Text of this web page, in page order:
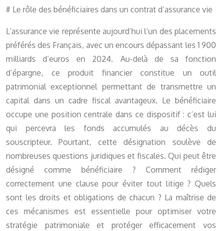
# Le rôle des bénéficiaires dans un contrat d’assurance vie
L’assurance vie représente aujourd’hui l’un des placements
préférés des Français, avec un encours dépassant les 1 900
milliards d’euros en 2024. Au-delà de sa fonction
d’épargne, ce produit financier constitue un outil
patrimonial exceptionnel permettant de transmettre un
capital dans un cadre fiscal avantageux. Le bénéficiaire
occupe une position centrale dans ce dispositif : c’est lui
qui percevra les fonds accumulés au décès du
souscripteur. Pourtant, cette désignation soulève de
nombreuses questions juridiques et fiscales. Qui peut être
désigné comme bénéficiaire ? Comment rédiger
correctement une clause pour éviter tout litige ? Quels
sont les droits et obligations de chacun ? La maîtrise de
ces mécanismes est essentielle pour optimiser votre
stratégie patrimoniale et protéger efficacement vos